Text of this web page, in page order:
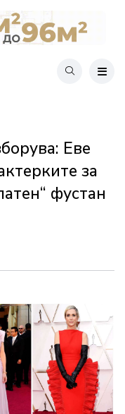
Еве
за
фустан